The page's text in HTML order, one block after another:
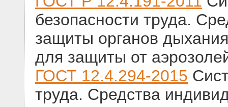
безопасности труда.
защиты органов
для защиты от
ГОСТ 12.4.294-2015
труда. Средства